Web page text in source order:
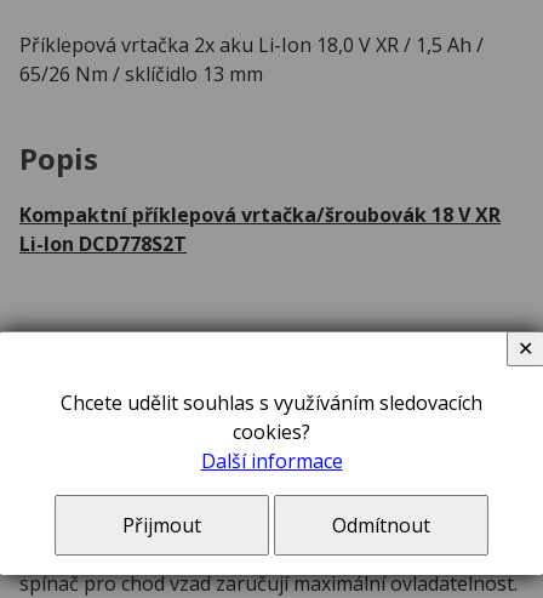
Příklepová vrtačka 2x aku Li-Ion 18,0 V XR / 1,5 Ah /
65/26 Nm / sklíčidlo 13 mm
Popis
Kompaktní příklepová vrtačka/šroubovák 18 V XR
Li-Ion DCD778S2T
• Kompaktní příklepová vrtačka/šroubovák 18 V
XR Li-Ion disponuje 2ks baterií s technologií XR Li-Ion s
kapacitou 1,5 Ah.
• Sklíčidlo 13 mm s jednou objímkou a zajištěním
vřetena zaručují rychlou a snadnou výměnu nástroje
pouze jednou rukou.
• Dva převodové stupně, plynulá regulace otáček a
spínač pro chod vzad zaručují maximální ovladatelnost.
Chcete udělit souhlas s využíváním sledovacích
cookies?
Další informace
Přijmout Odmítnout
✕